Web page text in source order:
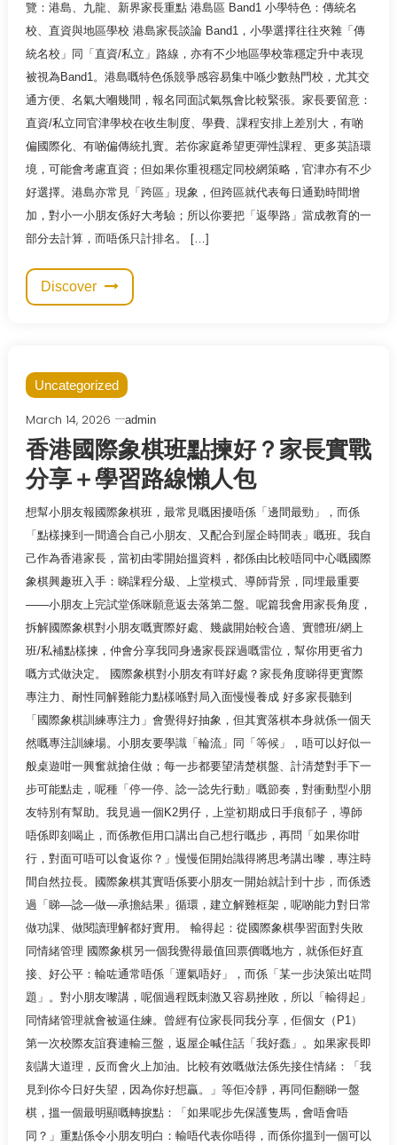
覽：港島、九龍、新界家長重點 港島區 Band1 小學特色：傳統名
校、直資與地區學校 港島家長談論 Band1，小學選擇往往夾雜「傳
統名校」同「直資/私立」路線，亦有不少地區學校靠穩定升中表現
被視為Band1。港島嘅特色係競爭感容易集中喺少數熱門校，尤其交
通方便、名氣大嗰幾間，報名同面試氣氛會比較緊張。家長要留意：
直資/私立同官津學校在收生制度、學費、課程安排上差別大，有啲
偏國際化、有啲偏傳統扎實。若你家庭希望更彈性課程、更多英語環
境，可能會考慮直資；但如果你重視穩定同校網策略，官津亦有不少
好選擇。港島亦常見「跨區」現象，但跨區就代表每日通勤時間增
加，對小一小朋友係好大考驗；所以你要把「返學路」當成教育的一
部分去計算，而唔係只計排名。 […]
Discover
Uncategorized
March 14, 2026 admin
香港國際象棋班點揀好？家長實戰
分享＋學習路線懶人包
想幫小朋友報國際象棋班，最常見嘅困擾唔係「邊間最勁」，而係
「點樣揀到一間適合自己小朋友、又配合到屋企時間表」嘅班。我自
己作為香港家長，當初由零開始搵資料，都係由比較唔同中心嘅國際
象棋興趣班入手：睇課程分級、上堂模式、導師背景，同埋最重要
——小朋友上完試堂係咪願意返去落第二盤。呢篇我會用家長角度，
拆解國際象棋對小朋友嘅實際好處、幾歲開始較合適、實體班/網上
班/私補點樣揀，仲會分享我同身邊家長踩過嘅雷位，幫你用更省力
嘅方式做決定。 國際象棋對小朋友有咩好處？家長角度睇得更實際
專注力、耐性同解難能力點樣喺對局入面慢慢養成 好多家長聽到
「國際象棋訓練專注力」會覺得好抽象，但其實落棋本身就係一個天
然嘅專注訓練場。小朋友要學識「輪流」同「等候」，唔可以好似一
般桌遊咁一興奮就搶住做；每一步都要望清楚棋盤、計清楚對手下一
步可能點走，呢種「停一停、諗一諗先行動」嘅節奏，對衝動型小朋
友特別有幫助。我見過一個K2男仔，上堂初期成日手痕郁子，導師
唔係即刻喝止，而係教佢用口講出自己想行嘅步，再問「如果你咁
行，對面可唔可以食返你？」慢慢佢開始識得將思考講出嚟，專注時
間自然拉長。國際象棋其實唔係要小朋友一開始就計到十步，而係透
過「睇—諗—做—承擔結果」循環，建立解難框架，呢啲能力對日常
做功課、做閱讀理解都好實用。 輸得起：從國際象棋學習面對失敗
同情緒管理 國際象棋另一個我覺得最值回票價嘅地方，就係佢好直
接、好公平：輸咗通常唔係「運氣唔好」，而係「某一步決策出咗問
題」。對小朋友嚟講，呢個過程既刺激又容易挫敗，所以「輸得起」
同情緒管理就會被逼住練。曾經有位家長同我分享，佢個女（P1）
第一次校際友誼賽連輸三盤，返屋企喊住話「我好蠢」。如果家長即
刻講大道理，反而會火上加油。比較有效嘅做法係先接住情緒：「我
見到你今日好失望，因為你好想贏。」等佢冷靜，再同佢翻睇一盤
棋，搵一個最明顯嘅轉捩點：「如果呢步先保護隻馬，會唔會唔
同？」重點係令小朋友明白：輸唔代表你唔得，而係你搵到一個可以